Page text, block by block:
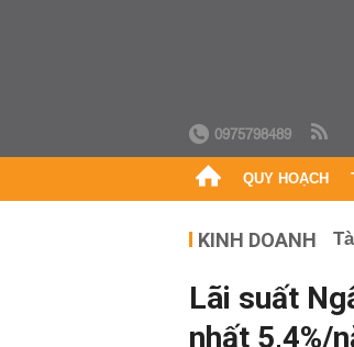
0975798489
QUY HOẠCH
KINH DOANH
Lãi suất
nhất 5,4%/